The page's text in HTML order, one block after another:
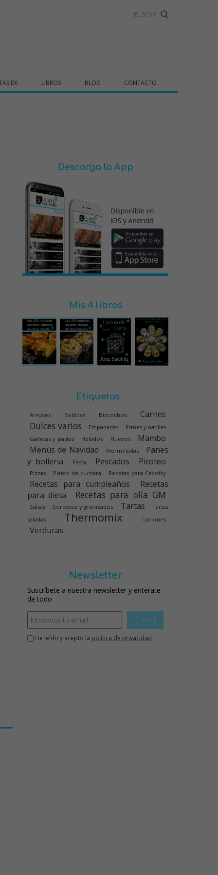
DE LIBROS BLOG CONTACTO
Descarga la App
Mis 4 libros
Etiquetas
Arroces Bebidas Bizcochos Carnes
Dulces varios Empanadas
Flanes y natillas
Galletas y pastas
Helados Huevos
Mambo
Menús de Navidad
Mermeladas
Panes
y bolleria
Pasta Pescados Picoteo
Pizzas Platos de cuchara Recetas para Cecofry
Recetas para cumpleaños
Recetas
para dieta
Recetas para olla GM
Salsas Sorbetes y granizados Tartas
Tartas
saladas
Thermomix Turrones
Verduras
Newsletter
Suscríbete a nuestra newsletter y enterate
de todo
ENVIAR
He leído y acepto la política de privacidad